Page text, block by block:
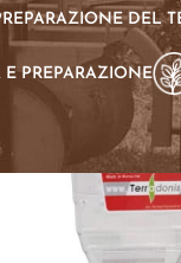
DEL
E PREPARAZIONE
taggati